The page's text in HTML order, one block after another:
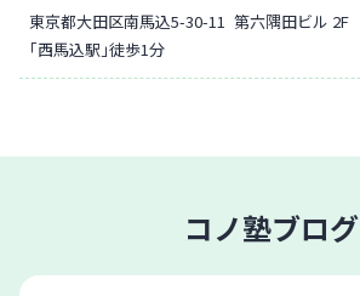
東京都大田区南馬込5-30-11 第六隅田ビル 2F
「西馬込駅」徒歩1分
コノ塾ブログ